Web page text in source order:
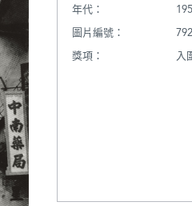
年代：
圖片編號：
獎項：
入